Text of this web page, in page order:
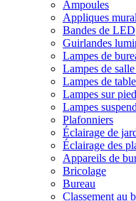
Ampoules
Appliques
Bandes de LED
Guirlandes
Lampes de
Lampes de
Lampes de table
Lampes sur pied
Lampes
Plafonniers
Éclairage de
Éclairage des
Appareils de
Bricolage
Bureau
Classement au